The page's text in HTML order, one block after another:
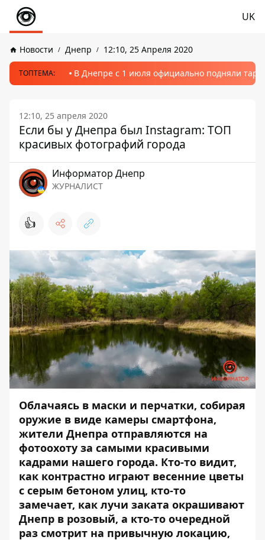
UK
Новости Днепр 12:10, 25 Апреля 2020
ТОПТЕМА: В Днепре с 1 июля официально подняли
12:10, 25 апреля 2020
Если бы у Днепра был Instagram: ТОП
красивых фотографий города
Информатор Днепр
ЖУРНАЛИСТ
👍
Облачаясь в маски и перчатки, собирая
оружие в виде камеры смартфона,
жители Днепра отправляются на
фотоохоту за самыми красивыми
кадрами нашего города. Кто-то видит,
как контрастно играют весенние цветы
с серым бетоном улиц, кто-то
замечает, как лучи заката окрашивают
Днепр в розовый, а кто-то очередной
раз смотрит на привычную локацию,